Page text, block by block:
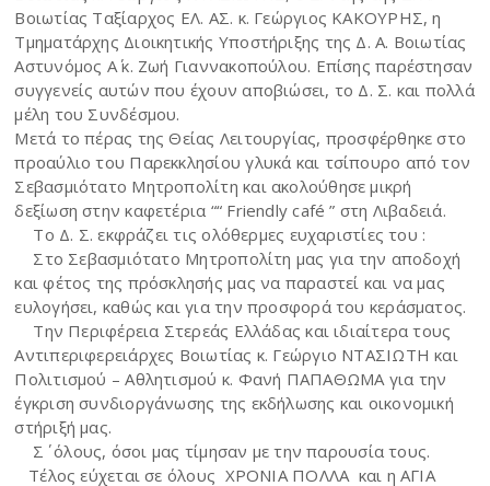
Βοιωτίας Ταξίαρχος ΕΛ. ΑΣ. κ. Γεώργιος ΚΑΚΟΥΡΗΣ, η
Τμηματάρχης Διοικητικής Υποστήριξης της Δ. Α. Βοιωτίας
Αστυνόμος Α΄ κ. Ζωή Γιαννακοπούλου. Επίσης παρέστησαν
συγγενείς αυτών που έχουν αποβιώσει, το Δ. Σ. και πολλά
μέλη του Συνδέσμου.
Μετά το πέρας της Θείας Λειτουργίας, προσφέρθηκε στο
προαύλιο του Παρεκκλησίου γλυκά και τσίπουρο από τον
Σεβασμιότατο Μητροπολίτη και ακολούθησε μικρή
δεξίωση στην καφετέρια ““ Friendly café ” στη Λιβαδειά.
Το Δ. Σ. εκφράζει τις ολόθερμες ευχαριστίες του :
Στο Σεβασμιότατο Μητροπολίτη μας για την αποδοχή
και φέτος της πρόσκλησής μας να παραστεί και να μας
ευλογήσει, καθώς και για την προσφορά του κεράσματος.
Την Περιφέρεια Στερεάς Ελλάδας και ιδιαίτερα τους
Αντιπεριφερειάρχες Βοιωτίας κ. Γεώργιο ΝΤΑΣΙΩΤΗ και
Πολιτισμού – Αθλητισμού κ. Φανή ΠΑΠΑΘΩΜΑ για την
έγκριση συνδιοργάνωσης της εκδήλωσης και οικονομική
στήριξή μας.
Σ΄ όλους, όσοι μας τίμησαν με την παρουσία τους.
Τέλος εύχεται σε όλους ΧΡΟΝΙΑ ΠΟΛΛΑ και η ΑΓΙΑ